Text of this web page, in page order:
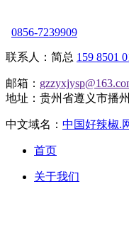
0856-7239909
联系人：简总 159 8501
邮箱：
地址：贵州省遵义市播
中文域名： 中国好辣椒.
首页
关于我们